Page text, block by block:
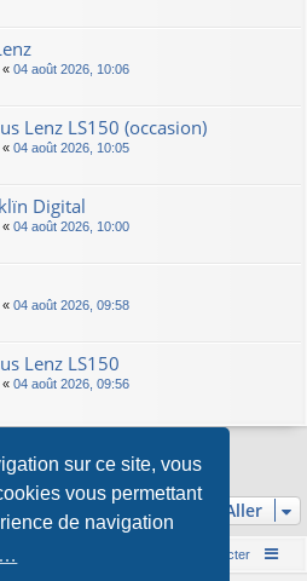
sur ce site, vous
vous permettant
de navigation
« 04 août 2026, 10:06
Lenz LS150 (occasion)
« 04 août 2026, 10:05
Digital
« 04 août 2026, 10:00
« 04 août 2026, 09:58
Lenz LS150
« 04 août 2026, 09:56
7 résultats • Page1sur1
Aller
Nous contacter